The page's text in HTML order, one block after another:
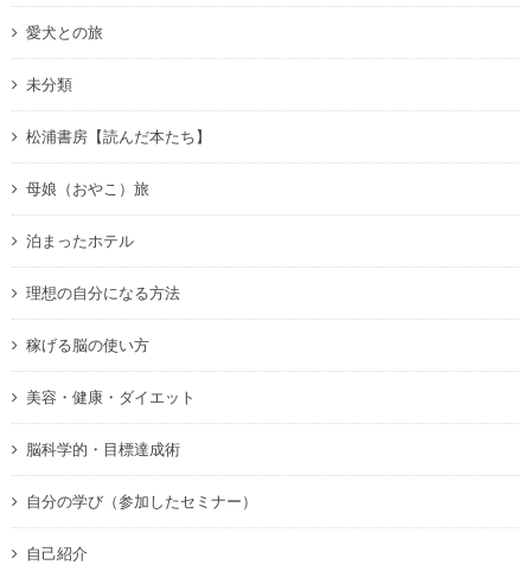
愛犬との旅
未分類
松浦書房【読んだ本たち】
母娘（おやこ）旅
泊まったホテル
理想の自分になる方法
稼げる脳の使い方
美容・健康・ダイエット
脳科学的・目標達成術
自分の学び（参加したセミナー）
自己紹介